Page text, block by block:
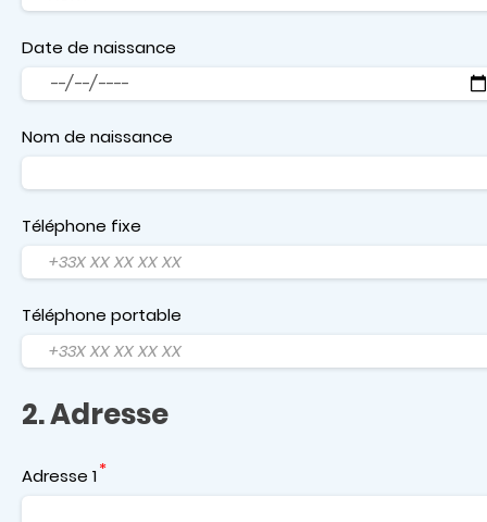
Date de naissance
Date
Nom de naissance
Téléphone fixe
Téléphone portable
2. Adresse
Adresse 1